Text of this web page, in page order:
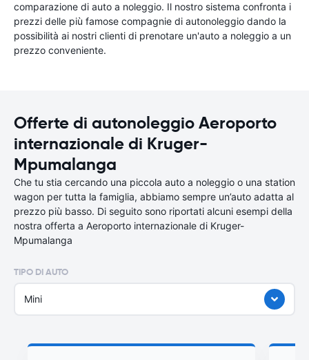
comparazione di auto a noleggio. Il nostro sistema confronta i
prezzi delle più famose compagnie di autonoleggio dando la
possibilità ai nostri clienti di prenotare un'auto a noleggio a un
prezzo conveniente.
Offerte di autonoleggio Aeroporto
internazionale di Kruger-
Mpumalanga
Che tu stia cercando una piccola auto a noleggio o una station
wagon per tutta la famiglia, abbiamo sempre un’auto adatta al
prezzo più basso. Di seguito sono riportati alcuni esempi della
nostra offerta a Aeroporto internazionale di Kruger-
Mpumalanga
TIPO DI AUTO
Mini